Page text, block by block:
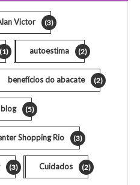
Victor (3)
(1) autoestima (2)
benefícios do abacate (2)
blog (5)
Shopping Rio (3)
(3) Cuidados (2)